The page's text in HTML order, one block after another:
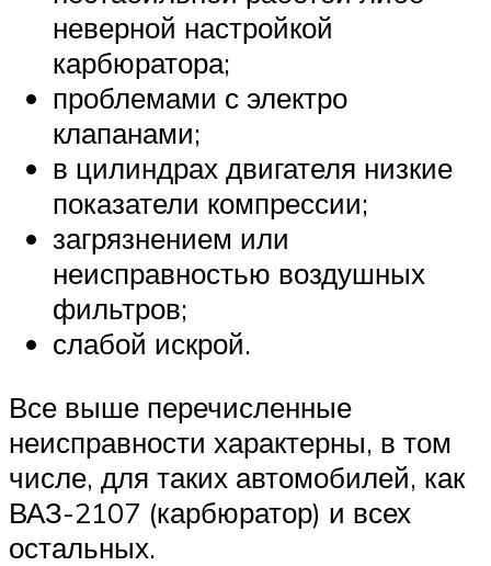
неверной настройкой
карбюратора;
проблемами с электро
клапанами;
в цилиндрах двигателя низкие
показатели компрессии;
загрязнением или
неисправностью воздушных
фильтров;
слабой искрой.
Все выше перечисленные
неисправности характерны, в том
числе, для таких автомобилей, как
ВАЗ-2107 (карбюратор) и всех
остальных.